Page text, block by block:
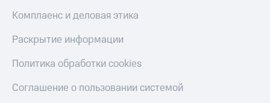
Комплаенс и деловая этика
Раскрытие информации
Политика обработки cookies
Соглашение о пользовании системой